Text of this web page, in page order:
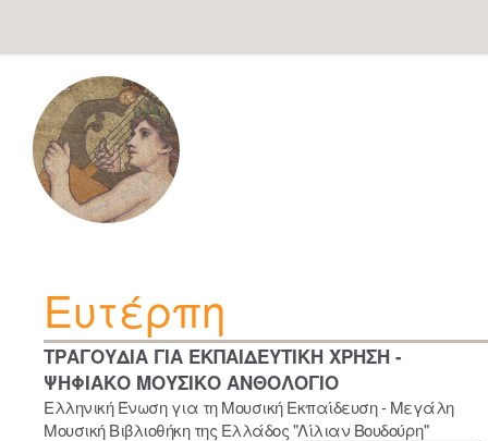
navigation
Ευτέρπη
ΤΡΑΓΟΥΔΙΑ ΓΙΑ ΕΚΠΑΙΔΕΥΤΙΚΗ ΧΡΗΣΗ -
ΨΗΦΙΑΚΟ ΜΟΥΣΙΚΟ ΑΝΘΟΛΟΓΙΟ
Ελληνική Ένωση για τη Μουσική Εκπαίδευση - Μεγάλη
Μουσική Βιβλιοθήκη της Ελλάδος "Λίλιαν Βουδούρη"